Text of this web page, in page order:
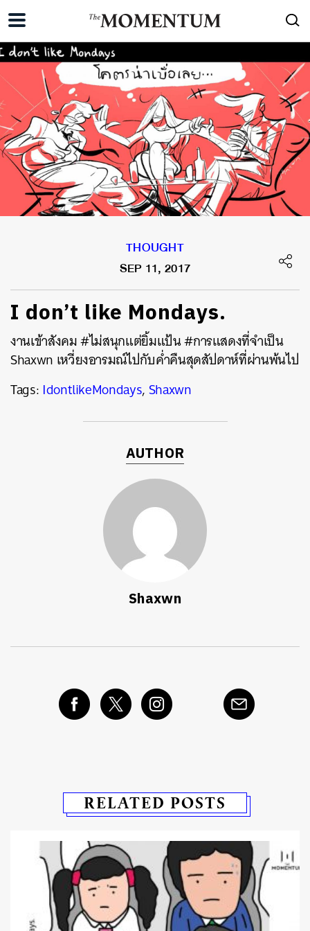
THOUGHT
SEP 11, 2017
I don’t like Mondays.
งานเข้าสังคม #ไม่สนุกแต่ยิ้มแป้น #การแสดงที่จำเป็น
Shaxwn เหวี่ยงอารมณ์ไปกับค่ำคืนสุดสัปดาห์ที่ผ่านพ้นไป
Tags: IdontlikeMondays,Shaxwn
AUTHOR
Shaxwn
RELATED POSTS